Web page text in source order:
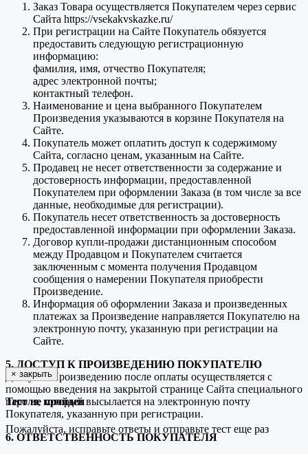
× закрыть
Тест не пройден
Пожалуйста, исправьте ответы и отправьте тест еще раз
Заказ Товара осуществляется Покупателем через сервис
Сайта https://vsekakvskazke.ru/
При регистрации на Сайте Покупатель обязуется
предоставить следующую регистрационную
информацию:
фамилия, имя, отчество Покупателя;
адрес электронной почты;
контактный телефон.
Наименование и цена выбранного Покупателем
Произведения указываются в корзине Покупателя на
Сайте.
Покупатель может оплатить доступ к содержимому
Сайта, согласно ценам, указанным на Сайте.
Продавец не несет ответственности за содержание и
достоверность информации, предоставленной
Покупателем при оформлении Заказа (в том числе за все
данные, необходимые для регистрации).
Покупатель несет ответственность за достоверность
предоставленной информации при оформлении Заказа.
Договор купли-продажи дистанционным способом
между Продавцом и Покупателем считается
заключенным с момента получения Продавцом
сообщения о намерении Покупателя приобрести
Произведение.
Информация об оформлении Заказа и произведенных
платежах за Произведение направляется Покупателю на
электронную почту, указанную при регистрации на
Сайте.
5. ДОСТУП К ПРОИЗВЕДЕНИЮ ПОКУПАТЕЛЮ
Доступ к Произведению после оплаты осуществляется с
помощью введения на закрытой странице Сайта специального
пароля, который высылается на электронную почту
Покупателя, указанную при регистрации.
6. ОТВЕТСТВЕННОСТЬ ПОКУПАТЕЛЯ